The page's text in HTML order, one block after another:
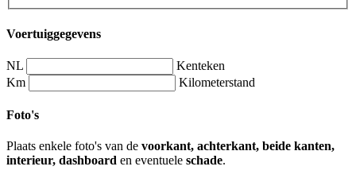
Voertuiggegevens
NL
Kenteken
Km
Kilometerstand
Foto's
Plaats enkele foto's van de voorkant, achterkant, beide kanten,
interieur, dashboard en eventuele schade.